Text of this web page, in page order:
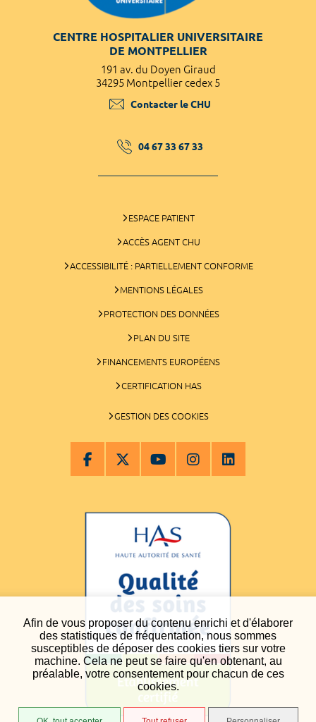
Afin de vous proposer du contenu enrichi et d'élaborer
des statistiques de fréquentation, nous sommes
susceptibles de déposer des cookies tiers sur votre
machine. Cela ne peut se faire qu'en obtenant, au
préalable, votre consentement pour chacun de ces
cookies.
CENTRE HOSPITALIER UNIVERSITAIRE
DE MONTPELLIER
191 av. du Doyen Giraud
34295 Montpellier cedex 5
Contacter le CHU
04 67 33 67 33
ESPACE PATIENT
ACCÈS AGENT CHU
ACCESSIBILITÉ : PARTIELLEMENT CONFORME
MENTIONS LÉGALES
PROTECTION DES DONNÉES
PLAN DU SITE
FINANCEMENTS EUROPÉENS
CERTIFICATION HAS
GESTION DES COOKIES